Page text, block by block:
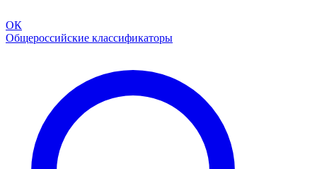
ОК
Общероссийские классификаторы